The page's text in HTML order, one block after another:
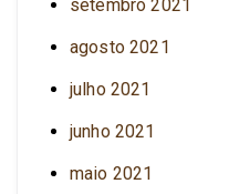
setembro 2021
agosto 2021
julho 2021
junho 2021
maio 2021